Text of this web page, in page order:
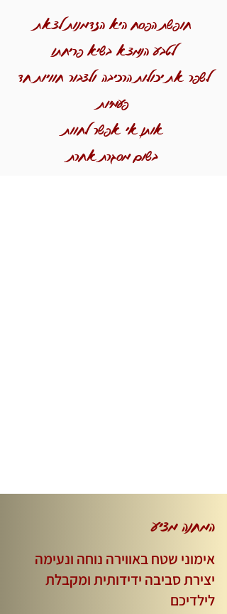
חופשת הפסח היא הזדמנות לצאת
לטבעהנמצא בשיא פריחתו
לשפר את יכולות הרכיבה ולצבור חוויות חד
פעמיות
אותן אי אפשר לחוות
בשום מסגרת אחרת
המחנה מציע
אימוני שטח באווירה נוחה ונעימה
יצירת סביבה ידידותית ומקבלת
לילדיכם